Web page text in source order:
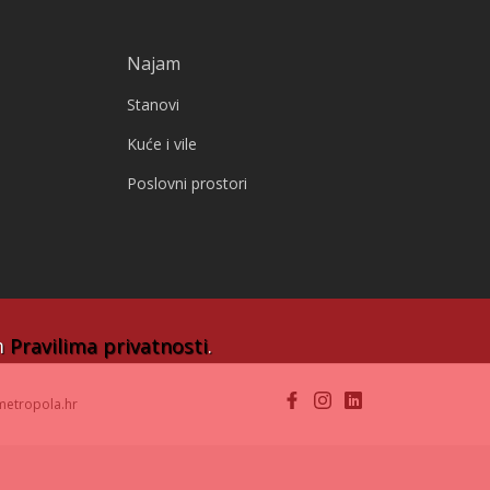
Najam
Stanovi
Kuće i vile
Poslovni prostori
Pravilima privatnosti.